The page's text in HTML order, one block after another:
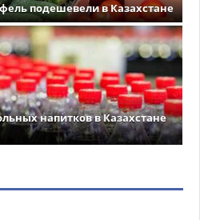
подешевели в Казахстане
напитков в Казахстане